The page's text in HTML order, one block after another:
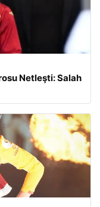
Netleşti: Salah